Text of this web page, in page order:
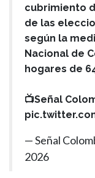
cubrimiento
de las
según la
Nacional de
hogares de
📺Señal
— Señal
2026